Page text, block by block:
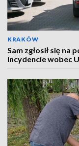
KRAKÓW
Sam zgłosił się
incydencie wobec